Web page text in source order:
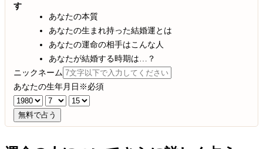
す
あなたの本質
あなたの生まれ持った結婚運とは
あなたの運命の相手はこんな人
あなたが結婚する時期は…？
ニックネーム
あなたの生年月日 ※必須
無料で占う